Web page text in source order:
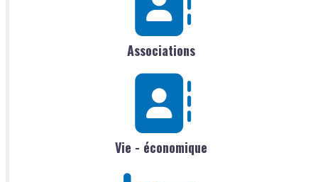
Associations
Vie - économique